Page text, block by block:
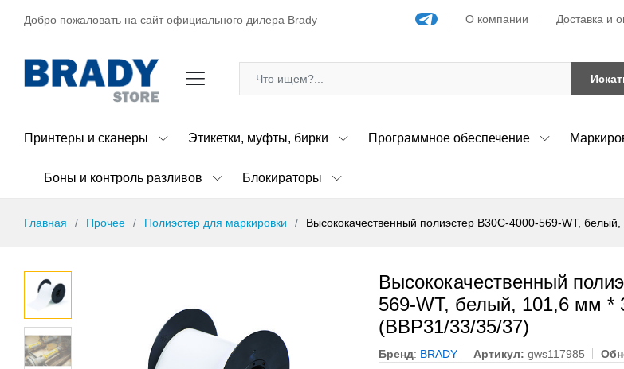
Добро пожаловать на сайт официального дилера Brady О компании Доставка и
Принтеры и сканеры Этикетки, муфты, бирки Программное обеспечение
Боны и контроль разливов Блокираторы
Главная Прочее Полиэстер для маркировки Высококачественный полиэстер B30C-4000-569-WT,
Высококачественный
569-WT, белый, 101,6 мм *
(BBP31/33/35/37)
Бренд: BRADY Артикул: gws117985